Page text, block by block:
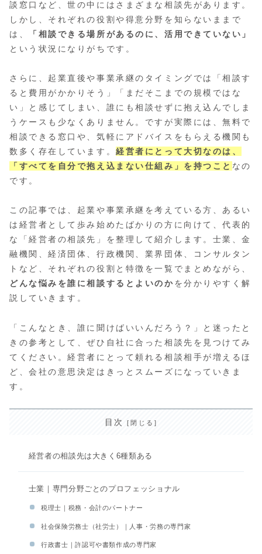
談窓口など、世の中にはさまざまな相談先があります。
しかし、それぞれの役割や得意分野を知らないままで
は、
「相談できる場所があるのに、活用できていない」
という状況になりがちです。
さらに、起業直後や事業承継のタイミングでは「相談す
ると費用がかかりそう」「まだそこまでの規模ではな
い」と感じてしまい、誰にも相談せずに抱え込んでしま
うケースも少なくありません。ですが実際には、無料で
相談できる窓口や、気軽にアドバイスをもらえる機関も
数多く存在しています。経営者にとって大切なのは、
「すべてを自分で抱え込まない仕組み」を持つこと なの
です。
この記事では、起業や事業承継を考えている方、あるい
は経営者として歩み始めたばかりの方に向けて、代表的
な「経営者の相談先」を整理して紹介します。士業、金
融機関、経済団体、行政機関、業界団体、コンサルタン
トなど、それぞれの役割と特徴を一覧でまとめながら、
どんな悩みを誰に相談するとよいのかを分かりやすく解
説していきます。
「こんなとき、誰に聞けばいいんだろう？」と迷ったと
きの参考として、ぜひ自社に合った相談先を見つけてみ
てください。経営者にとって頼れる相談相手が増えるほ
ど、会社の意思決定はきっとスムーズになっていきま
す。
目次
経営者の相談先は大きく6種類ある
士業｜専門分野ごとのプロフェッショナル
税理士｜税務・会計のパートナー
社会保険労務士（社労士）｜人事・労務の専門家
行政書士｜許認可や書類作成の専門家